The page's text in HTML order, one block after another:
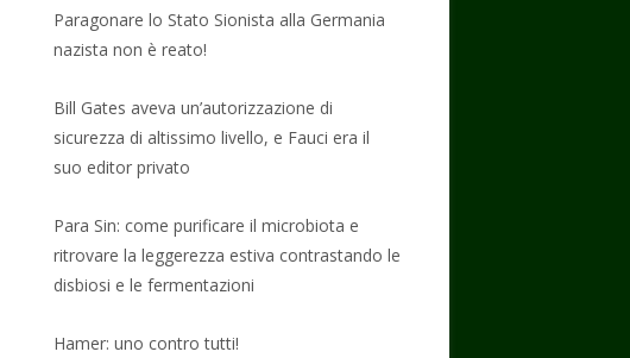
Paragonare lo Stato Sionista alla Germania
nazista non è reato!
Bill Gates aveva un’autorizzazione di
sicurezza di altissimo livello, e Fauci era il
suo editor privato
Para Sin: come purificare il microbiota e
ritrovare la leggerezza estiva contrastando le
disbiosi e le fermentazioni
Hamer: uno contro tutti!